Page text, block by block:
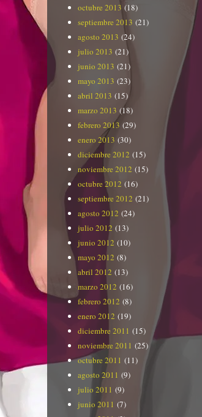
octubre 2013 (18)
septiembre 2013 (21)
agosto 2013 (24)
julio 2013 (21)
junio 2013 (21)
mayo 2013 (23)
abril 2013 (15)
marzo 2013 (18)
febrero 2013 (29)
enero 2013 (30)
diciembre 2012 (15)
noviembre 2012 (15)
octubre 2012 (16)
septiembre 2012 (21)
agosto 2012 (24)
julio 2012 (13)
junio 2012 (10)
mayo 2012 (8)
abril 2012 (13)
marzo 2012 (16)
febrero 2012 (8)
enero 2012 (19)
diciembre 2011 (15)
noviembre 2011 (25)
octubre 2011 (11)
agosto 2011 (9)
julio 2011 (9)
junio 2011 (7)